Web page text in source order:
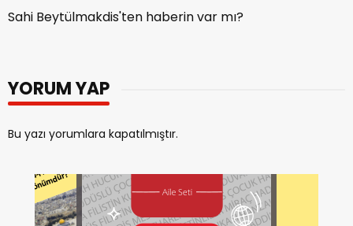
Sahi Beytülmakdis'ten haberin var mı?
YORUM YAP
Bu yazı yorumlara kapatılmıştır.